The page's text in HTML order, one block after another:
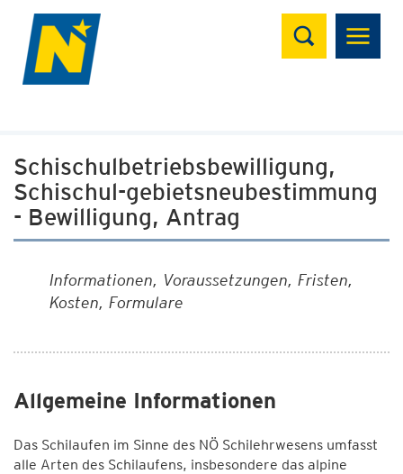
Suchen
Schischulbetriebsbewilligung,
Schischul-gebietsneubestimmung
- Bewilligung, Antrag
Informationen, Voraussetzungen, Fristen,
Kosten, Formulare
Allgemeine Informationen
Das Schilaufen im Sinne des NÖ Schilehrwesens umfasst
alle Arten des Schilaufens, insbesondere das alpine